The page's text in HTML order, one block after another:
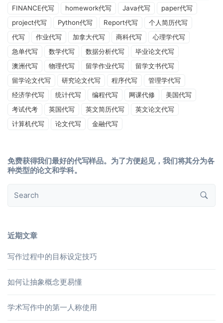
FINANCE代写
homework代写 Java代写
paper代写
project代写
Python代写 Report代写
个人简历代写
代写
作业代写 加拿大代写 商科代写
心理学代写
急单代写
数学代写 数据分析代写
毕业论文代写
澳洲代写
物理代写 留学作业代写
留学文书代写
留学论文代写
研究论文代写 程序代写
管理学代写
经济学代写
统计代写 编程代写 网课代修
美国代写
考试代考
英国代写 英文简历代写
英文论文代写
计算机代写
论文代写 金融代写
免费获得我们最好的代写样品。为了方便起见，我们将其分为各
种类型的论文和学科。
近期文章
写作过程中的目标设定技巧
如何让抽象概念更易懂
学术写作中的第一人称使用